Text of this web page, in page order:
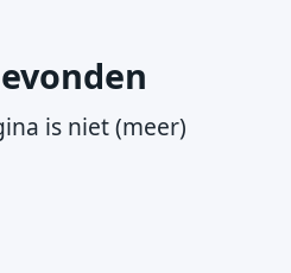
is niet (meer)